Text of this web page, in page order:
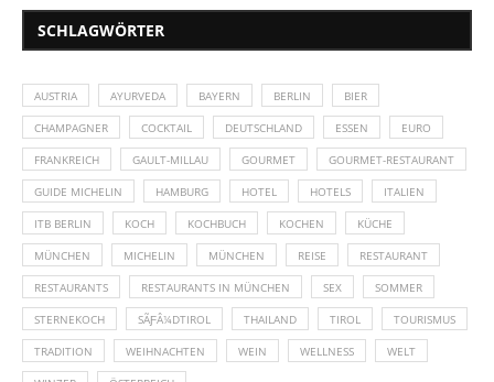
SCHLAGWÖRTER
AUSTRIA AYURVEDA BAYERN BERLIN BIER
CHAMPAGNER COCKTAIL DEUTSCHLAND ESSEN EURO
FRANKREICH GAULT-MILLAU GOURMET GOURMET-RESTAURANT
GUIDE MICHELIN HAMBURG HOTEL HOTELS ITALIEN
ITB BERLIN KOCH KOCHBUCH KOCHEN KÜCHE
MÜNCHEN MICHELIN MÜNCHEN REISE RESTAURANT
RESTAURANTS RESTAURANTS IN MÜNCHEN SEX SOMMER
STERNEKOCH SÃƑÂ¼DTIROL THAILAND TIROL TOURISMUS
TRADITION WEIHNACHTEN WEIN WELLNESS WELT